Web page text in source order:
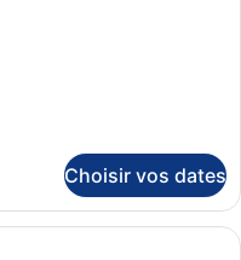
Choisir vos dates